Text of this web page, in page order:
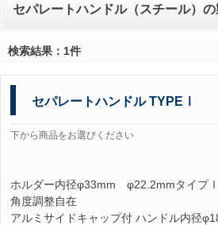
セパレートハンドル（スチール）
検索結果：1件
セパレートハンドル TYPEⅠ
下から商品をお選びください
ホルダー内径φ33mm φ22.2mmタイプ
角度調整自在
アルミサイドキャップ付 ハンドル内径